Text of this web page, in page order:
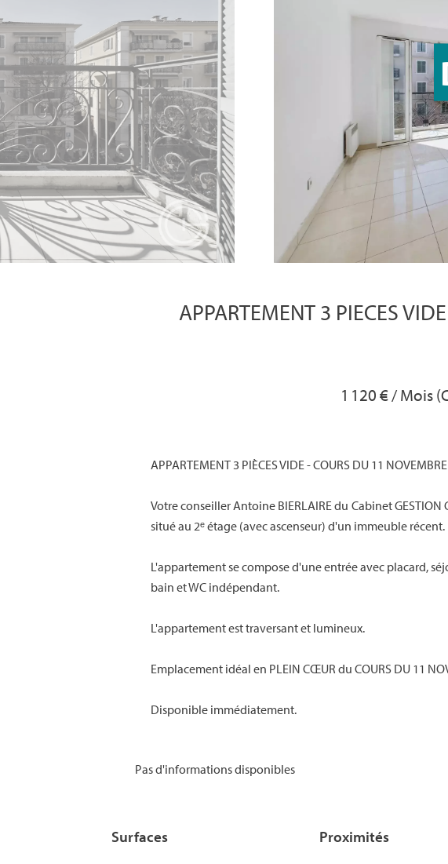
APPARTEMENT 3 PIECES
1 120 € / Mois
APPARTEMENT 3 PIÈCES VIDE - COURS DU 11
Votre conseiller Antoine BIERLAIRE du Cabinet
situé au 2ᵉ étage (avec ascenseur) d'un immeuble récent.
L'appartement se compose d'une entrée avec placard,
bain et WC indépendant.
L'appartement est traversant et lumineux.
Emplacement idéal en PLEIN CŒUR du COURS DU 11
Disponible immédiatement.
Pas d'informations disponibles
Surfaces Proximités